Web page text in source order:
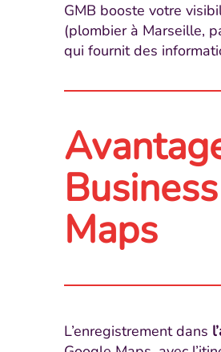
GMB booste votre
(plombier à Marseille,
qui fournit des
Maps
L’enregistrement dans